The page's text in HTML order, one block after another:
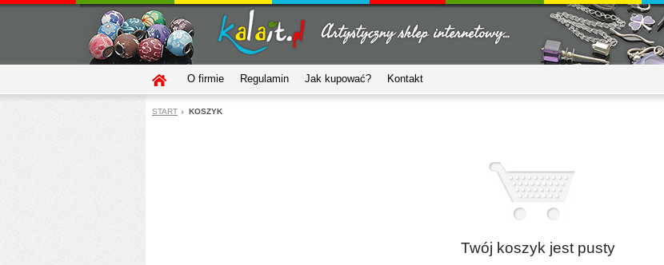
O firmie Regulamin Jak kupować? Kontakt
START KOSZYK
Twój koszyk jest pusty